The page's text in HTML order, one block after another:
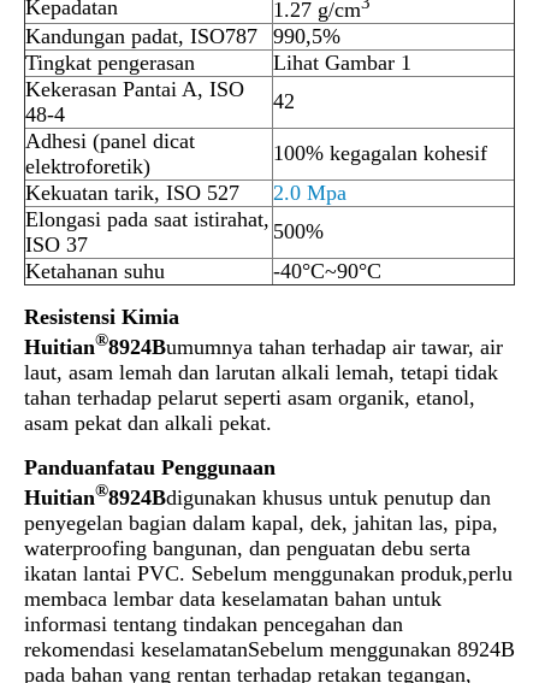
Kepadatan 1.27 g/cm
Kandungan padat, ISO787
990,5%
Tingkat pengerasan
Lihat Gambar 1
Kekerasan Pantai A, ISO
48-4
42
Adhesi (panel dicat
elektroforetik)
100% kegagalan kohesif
Kekuatan tarik, ISO 527
2.0 Mpa
Elongasi pada saat istirahat,
ISO 37
500%
Ketahanan suhu
-40°C~90°C
Resistensi Kimia
Huitian®8924Bumumnya tahan terhadap air tawar, air
laut, asam lemah dan larutan alkali lemah, tetapi tidak
tahan terhadap pelarut seperti asam organik, etanol,
asam pekat dan alkali pekat.
Panduanfatau Penggunaan
Huitian®8924Bdigunakan khusus untuk penutup dan
penyegelan bagian dalam kapal, dek, jahitan las, pipa,
waterproofing bangunan, dan penguatan debu serta
ikatan lantai PVC. Sebelum menggunakan produk,perlu
membaca lembar data keselamatan bahan untuk
informasi tentang tindakan pencegahan dan
rekomendasi keselamatanSebelum menggunakan 8924B
pada bahan yang rentan terhadap retakan tegangan,